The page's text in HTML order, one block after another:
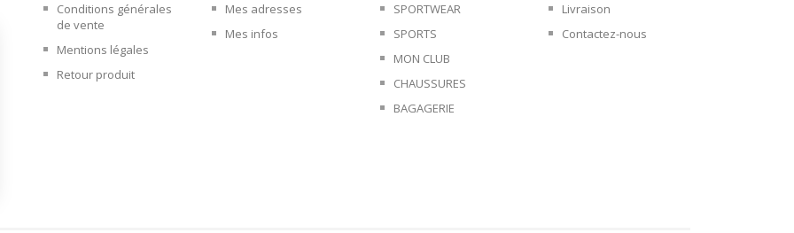
Conditions générales
de vente
Mentions légales
Retour produit
Mes adresses
Mes infos
SPORTWEAR
SPORTS
MON CLUB
CHAUSSURES
BAGAGERIE
Livraison
Contactez-nous